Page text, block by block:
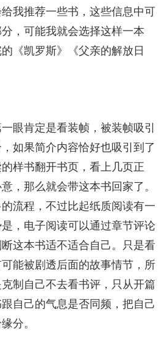
我推荐一些书，这些信息中可
，可能我就会选择这样一本
《凯罗斯》《父亲的解放日
眼肯定是看装帧，被装帧吸引
如果简介内容恰好也吸引到了
样书翻开书页，看上几页正
，那么就会带这本书回家了。
流程，不过比起纸质阅读有一
，电子阅读可以通过章节评论
这本书适不适合自己。只是看
能被剧透后面的故事情节，所
制自己不去看书评，只从开篇
自己的气息是否同频，把自己
分。